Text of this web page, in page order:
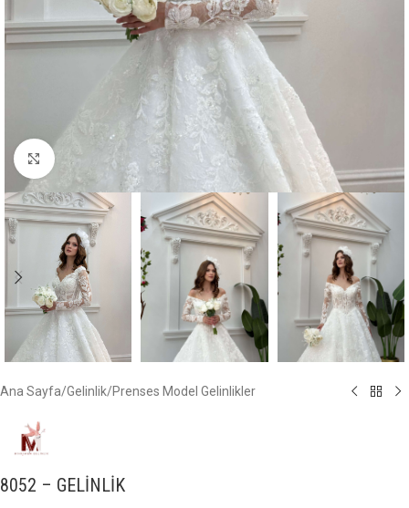
Click to enlarge
Ana Sayfa/Gelinlik/Prenses Model Gelinlikler
8052 – GELİNLİK